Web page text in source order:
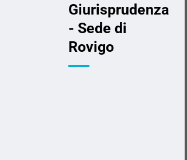
Giurisprudenza
- Sede di
Rovigo